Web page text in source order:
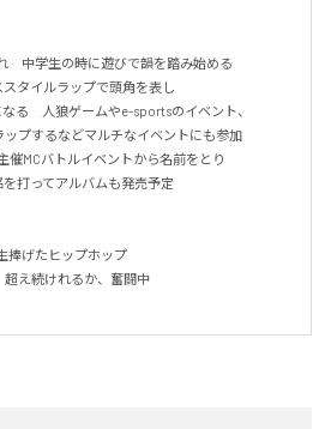
　中学生の時に遊びで韻を踏み始める
タイルラップで頭角を表し
る　人狼ゲームやe-sportsのイベント、
プするなどマルチなイベントにも参加
催MCバトルイベントから名前をとり
を打ってアルバムも発売予定
捧げたヒップホップ
え続けれるか、奮闘中